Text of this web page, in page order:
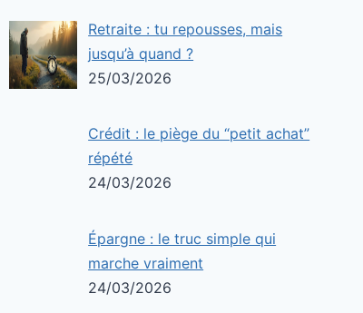
Retraite : tu repousses, mais
jusqu’à quand ?
25/03/2026
Crédit : le piège du “petit achat”
répété
24/03/2026
Épargne : le truc simple qui
marche vraiment
24/03/2026